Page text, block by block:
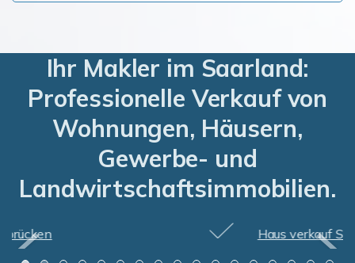
Ihr Makler im Saarland:
Professionelle Verkauf von
Wohnungen, Häusern,
Gewerbe- und
Landwirtschaftsimmobilien.